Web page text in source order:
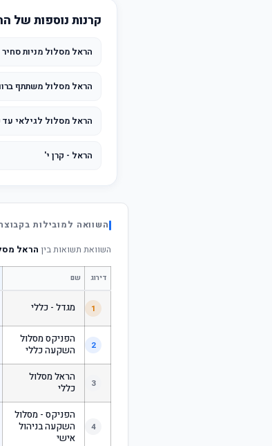
קרנות נוספות של
הראל מסלול מניות סחיר
הראל מסלול משתתף
הראל מסלול לגילאי עד 50
הראל - קרן י'
השוואה למובילות
השוואת תשואות בין הראל
דירוג שם
1 מגדל - כללי
2
הפניקס מסלול
השקעה כללי
3
הראל מסלול
כללי
4
הפניקס - מסלול
השקעה בניהול
אישי